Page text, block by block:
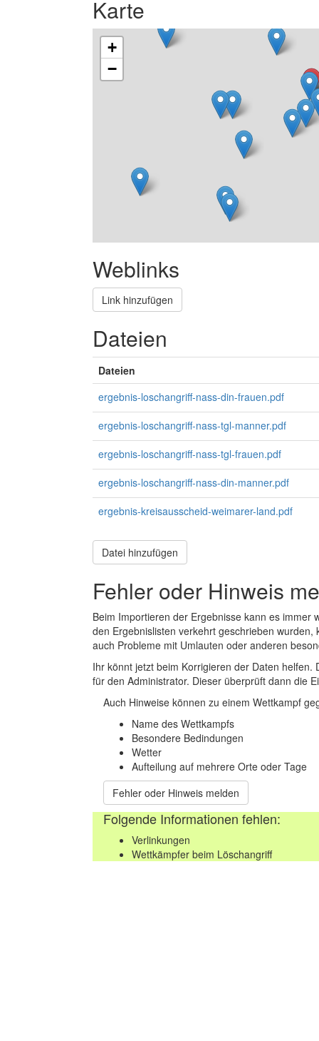
Karte
+
−
Weblinks
Link hinzufügen
Dateien
Dateien
ergebnis-loschangriff-nass-din-frauen.pdf
ergebnis-loschangriff-nass-tgl-manner.pdf
ergebnis-loschangriff-nass-tgl-frauen.pdf
ergebnis-loschangriff-nass-din-manner.pdf
ergebnis-kreisausscheid-weimarer-land.pdf
Datei hinzufügen
Fehler oder Hinweis
Beim Importieren der Ergebnisse kann es
den Ergebnislisten verkehrt geschrieben
auch Probleme mit Umlauten oder anderen
Ihr könnt jetzt beim Korrigieren der Daten
für den Administrator. Dieser überprüft dann die
Auch Hinweise können zu einem Wettkampf
Name des Wettkampfs
Besondere Bedindungen
Wetter
Aufteilung auf mehrere Orte oder Tage
Fehler oder Hinweis melden
Folgende Informationen fehlen:
Verlinkungen
Wettkämpfer beim Löschangriff